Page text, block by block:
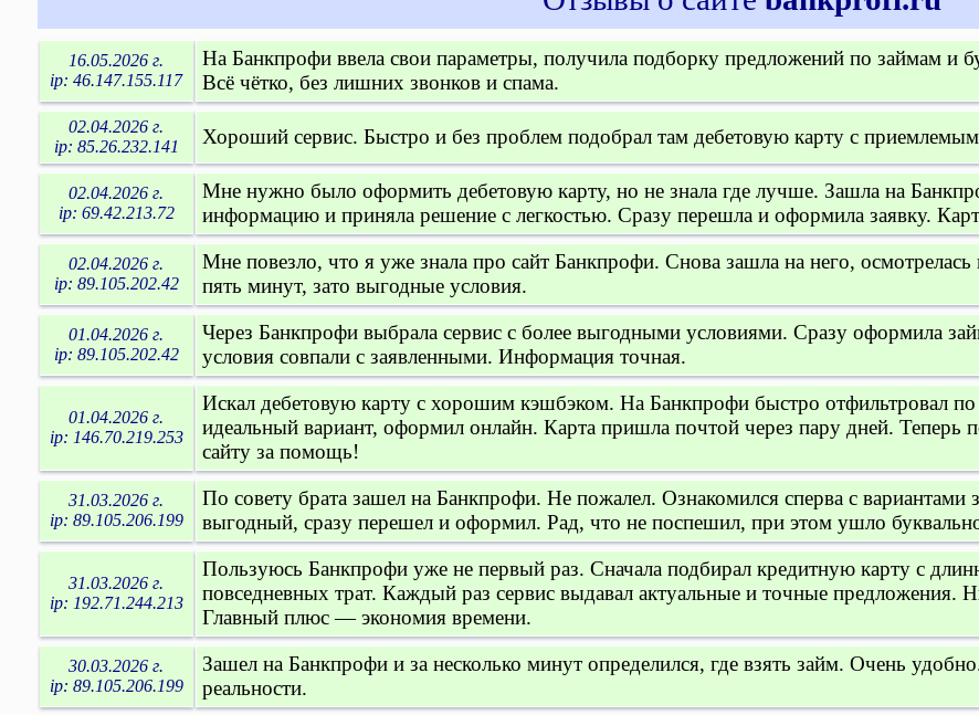
16.05.2026 г.
ip: 46.147.155.117
На Банкпрофи ввела свои параметры, получила подборку предложений по займам и
Всё чётко, без лишних звонков и спама.
02.04.2026 г.
ip: 85.26.232.141
Хороший сервис. Быстро и без проблем подобрал там дебетовую карту с
02.04.2026 г.
ip: 69.42.213.72
Мне нужно было оформить дебетовую карту, но не знала где лучше. Зашла на
информацию и приняла решение с легкостью. Сразу перешла и оформила заявку.
02.04.2026 г.
ip: 89.105.202.42
Мне повезло, что я уже знала про сайт Банкпрофи. Снова зашла на него,
пять минут, зато выгодные условия.
01.04.2026 г.
ip: 89.105.202.42
Через Банкпрофи выбрала сервис с более выгодными условиями. Сразу оформила
условия совпали с заявленными. Информация точная.
01.04.2026 г.
ip: 146.70.219.253
Искал дебетовую карту с хорошим кэшбэком. На Банкпрофи быстро отфильтровал
идеальный вариант, оформил онлайн. Карта пришла почтой через пару дней.
сайту за помощь!
31.03.2026 г.
ip: 89.105.206.199
По совету брата зашел на Банкпрофи. Не пожалел. Ознакомился сперва с
выгодный, сразу перешел и оформил. Рад, что не поспешил, при этом ушло
31.03.2026 г.
ip: 192.71.244.213
Пользуюсь Банкпрофи уже не первый раз. Сначала подбирал кредитную карту с
повседневных трат. Каждый раз сервис выдавал актуальные и точные предложения.
Главный плюс — экономия времени.
30.03.2026 г.
ip: 89.105.206.199
Зашел на Банкпрофи и за несколько минут определился, где взять займ. Очень
реальности.